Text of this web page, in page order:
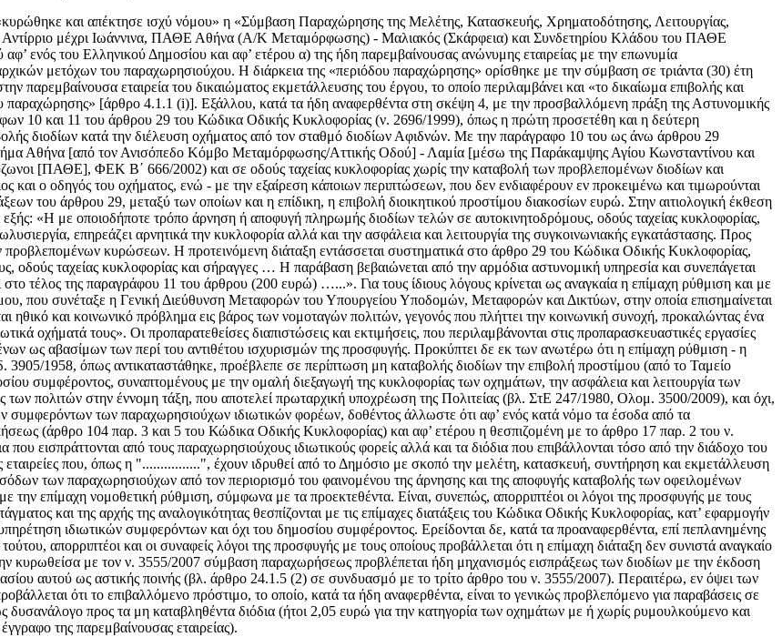
και απέκτησε ισχύ νόμου» η «Σύμβαση Παραχώρησης της Μελέτης, Κατασκευής, Χρηματοδότησης, Λειτουργίας,
Αντίρριο μέχρι Ιωάννινα, ΠΑΘΕ Αθήνα (Α/Κ Μεταμόρφωσης) - Μαλιακός (Σκάρφεια) και Συνδετηρίου Κλάδου του ΠΑΘΕ
ενός του Ελληνικού Δημοσίου και αφ’ ετέρου α) της ήδη παρεμβαίνουσας ανώνυμης εταιρείας με την επωνυμία
μετόχων του παραχωρησιούχου. Η διάρκεια της «περιόδου παραχώρησης» ορίσθηκε με την σύμβαση σε τριάντα (30) έτη
παρεμβαίνουσα εταιρεία του δικαιώματος εκμετάλλευσης του έργου, το οποίο περιλαμβάνει και «το δικαίωμα επιβολής και
παραχώρησης» [άρθρο 4.1.1 (i)]. Εξάλλου, κατά τα ήδη αναφερθέντα στη σκέψη 4, με την προσβαλλόμενη πράξη της Αστυνομικής
10 και 11 του άρθρου 29 του Κώδικα Οδικής Κυκλοφορίας (ν. 2696/1999), όπως η πρώτη προσετέθη και η δεύτερη
διοδίων κατά την διέλευση οχήματος από τον σταθμό διοδίων Αφιδνών. Με την παράγραφο 10 του ως άνω άρθρου 29
Αθήνα [από τον Ανισόπεδο Κόμβο Μεταμόρφωσης/Αττικής Οδού] - Λαμία [μέσω της Παράκαμψης Αγίου Κωνσταντίνου και
[ΠΑΘΕ], ΦΕΚ Β΄ 666/2002) και σε οδούς ταχείας κυκλοφορίας χωρίς την καταβολή των προβλεπομένων διοδίων και
και ο οδηγός του οχήματος, ενώ - με την εξαίρεση κάποιων περιπτώσεων, που δεν ενδιαφέρουν εν προκειμένω και τιμωρούνται
του άρθρου 29, μεταξύ των οποίων και η επίδικη, η επιβολή διοικητικού προστίμου διακοσίων ευρώ. Στην αιτιολογική έκθεση
«Η με οποιοδήποτε τρόπο άρνηση ή αποφυγή πληρωμής διοδίων τελών σε αυτοκινητοδρόμους, οδούς ταχείας κυκλοφορίας,
επηρεάζει αρνητικά την κυκλοφορία αλλά και την ασφάλεια και λειτουργία της συγκοινωνιακής εγκατάστασης. Προς
προβλεπομένων κυρώσεων. Η προτεινόμενη διάταξη εντάσσεται συστηματικά στο άρθρο 29 του Κώδικα Οδικής Κυκλοφορίας,
οδούς ταχείας κυκλοφορίας και σήραγγες … Η παράβαση βεβαιώνεται από την αρμόδια αστυνομική υπηρεσία και συνεπάγεται
τέλος της παραγράφου 11 του άρθρου (200 ευρώ) …...». Για τους ίδιους λόγους κρίνεται ως αναγκαία η επίμαχη ρύθμιση και με
που συνέταξε η Γενική Διεύθυνση Μεταφορών του Υπουργείου Υποδομών, Μεταφορών και Δικτύων, στην οποία επισημαίνεται
ηθικό και κοινωνικό πρόβλημα εις βάρος των νομοταγών πολιτών, γεγονός που πλήττει την κοινωνική συνοχή, προκαλώντας ένα
οχήματά τους». Οι προπαρατεθείσες διαπιστώσεις και εκτιμήσεις, που περιλαμβάνονται στις προπαρασκευαστικές εργασίες
ως αβασίμων των περί του αντιθέτου ισχυρισμών της προσφυγής. Προκύπτει δε εκ των ανωτέρω ότι η επίμαχη ρύθμιση - η
3905/1958, όπως αντικαταστάθηκε, προέβλεπε σε περίπτωση μη καταβολής διοδίων την επιβολή προστίμου (από το Ταμείο
συμφέροντος, συναπτομένους με την ομαλή διεξαγωγή της κυκλοφορίας των οχημάτων, την ασφάλεια και λειτουργία των
πολιτών στην έννομη τάξη, που αποτελεί πρωταρχική υποχρέωση της Πολιτείας (βλ. ΣτΕ 247/1980, Ολομ. 3500/2009), και όχι,
των παραχωρησιούχων ιδιωτικών φορέων, δοθέντος άλλωστε ότι αφ’ ενός κατά νόμο τα έσοδα από τα
(άρθρο 104 παρ. 3 και 5 του Κώδικα Οδικής Κυκλοφορίας) και αφ’ ετέρου η θεσπιζομένη με το άρθρο 17 παρ. 2 του ν.
εισπράττονται από τους παραχωρησιούχους ιδιωτικούς φορείς αλλά και τα διόδια που επιβάλλονται τόσο από την διάδοχο του
που, όπως η "................", έχουν ιδρυθεί από το Δημόσιο με σκοπό την μελέτη, κατασκευή, συντήρηση και εκμετάλλευση
των παραχωρησιούχων από τον περιορισμό του φαινομένου της άρνησης και της αποφυγής καταβολής των οφειλομένων
την επίμαχη νομοθετική ρύθμιση, σύμφωνα με τα προεκτεθέντα. Είναι, συνεπώς, απορριπτέοι οι λόγοι της προσφυγής με τους
και της αρχής της αναλογικότητας θεσπίζονται με τις επίμαχες διατάξεις του Κώδικα Οδικής Κυκλοφορίας, κατ’ εφαρμογήν
ιδιωτικών συμφερόντων και όχι του δημοσίου συμφέροντος. Ερείδονται δε, κατά τα προαναφερθέντα, επί πεπλανημένης
απορριπτέοι και οι συναφείς λόγοι της προσφυγής με τους οποίους προβάλλεται ότι η επίμαχη διάταξη δεν συνιστά αναγκαίο
κυρωθείσα με τον ν. 3555/2007 σύμβαση παραχωρήσεως προβλέπεται ήδη μηχανισμός εισπράξεως των διοδίων με την έκδοση
αυτού ως αστικής ποινής (βλ. άρθρο 24.1.5 (2) σε συνδυασμό με το τρίτο άρθρο του ν. 3555/2007). Περαιτέρω, εν όψει των
ότι το επιβαλλόμενο πρόστιμο, το οποίο, κατά τα ήδη αναφερθέντα, είναι το γενικώς προβλεπόμενο για παραβάσεις σε
δυσανάλογο προς τα μη καταβληθέντα διόδια (ήτοι 2,05 ευρώ για την κατηγορία των οχημάτων με ή χωρίς ρυμουλκούμενο και
της παρεμβαίνουσας εταιρείας).